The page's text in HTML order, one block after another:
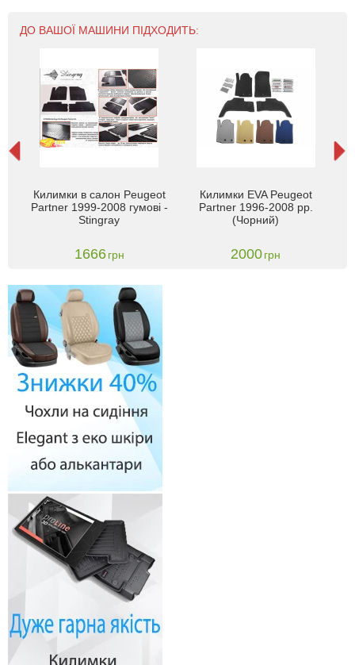
ДО ВАШОЇ МАШИНИ ПІДХОДИТЬ:
Килимки в салон Peugeot
Partner 1999-2008 гумові -
Stingray
1666 грн
Килимки EVA Peugeot
Partner 1996-2008 рр.
(Чорний)
2000грн